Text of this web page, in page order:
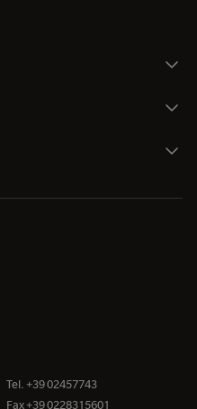
Tel. +39 02457743
Fax +39 0228315601